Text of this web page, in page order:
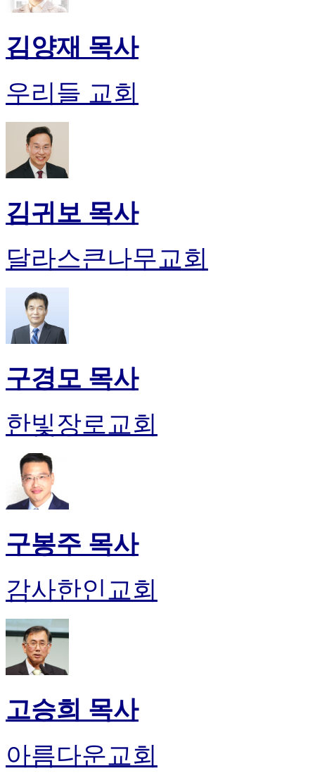
김양재 목사
우리들 교회
김귀보 목사
달라스큰나무교회
구경모 목사
한빛장로교회
구봉주 목사
감사한인교회
고승희 목사
아름다운교회